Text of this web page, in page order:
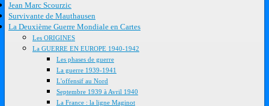
Jean Marc Scourzic
Survivante de Mauthausen
La Deuxième Guerre Mondiale en Cartes
Les ORIGINES
La GUERRE EN EUROPE 1940-1942
Les phases de guerre
La guerre 1939-1941
L'offensif au Nord
Septembre 1939 à Avril 1940
La France : la ligne Maginot